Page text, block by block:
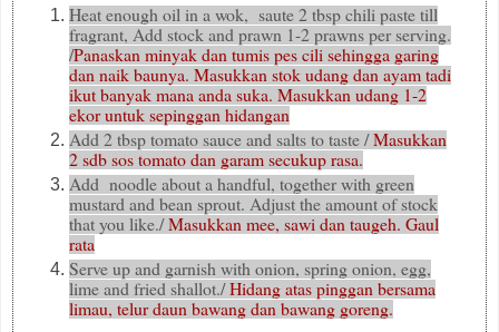
Heat enough oil in a wok, saute 2 tbsp chili paste till
fragrant, Add stock and prawn 1-2 prawns per serving.
/Panaskan minyak dan tumis pes cili sehingga garing
dan naik baunya. Masukkan stok udang dan ayam tadi
ikut banyak mana anda suka. Masukkan udang 1-2
ekor untuk sepinggan hidangan
Add 2 tbsp tomato sauce and salts to taste /Masukkan
2 sdb sos tomato dan garam secukup rasa.
Add noodle about a handful, together with green
mustard and bean sprout. Adjust the amount of stock
that you like./Masukkan mee, sawi dan taugeh. Gaul
rata
Serve up and garnish with onion, spring onion, egg,
lime and fried shallot./Hidang atas pinggan bersama
limau, telur daun bawang dan bawang goreng.